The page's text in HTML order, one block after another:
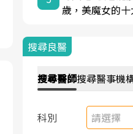
歲，美魔女的
搜尋良醫
搜尋醫師搜尋醫事機
科別 請選擇